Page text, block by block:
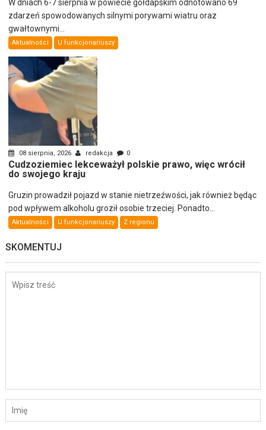
W dniach 6-7 sierpnia w powiecie gołdapskim odnotowano 69
zdarzeń spowodowanych silnymi porywami wiatru oraz
gwałtownymi...
Aktualności U funkcjonariuszy
08 sierpnia, 2026 redakcja 0
Cudzoziemiec lekceważył polskie prawo, więc wrócił
do swojego kraju
Gruzin prowadził pojazd w stanie nietrzeźwości, jak również będąc
pod wpływem alkoholu groził osobie trzeciej. Ponadto...
Aktualności U funkcjonariuszy Z regionu
SKOMENTUJ